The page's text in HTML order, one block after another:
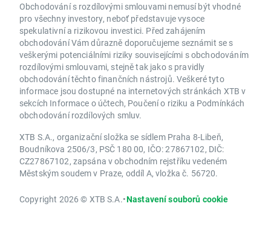
Obchodování s rozdílovými smlouvami nemusí být vhodné
pro všechny investory, neboť představuje vysoce
spekulativní a rizikovou investici. Před zahájením
obchodování Vám důrazně doporučujeme seznámit se s
veškerými potenciálními riziky souvisejícími s obchodováním
rozdílovými smlouvami, stejně tak jako s pravidly
obchodování těchto finančních nástrojů. Veškeré tyto
informace jsou dostupné na internetových stránkách XTB v
sekcích Informace o účtech, Poučení o riziku a Podmínkách
obchodování rozdílových smluv.
XTB S.A., organizační složka se sídlem Praha 8-Libeň,
Boudníkova 2506/3, PSČ 180 00, IČO: 27867102, DIČ:
CZ27867102, zapsána v obchodním rejstříku vedeném
Městským soudem v Praze, oddíl A, vložka č. 56720.
Copyright 2026 © XTB S.A.•Nastavení souborů cookie